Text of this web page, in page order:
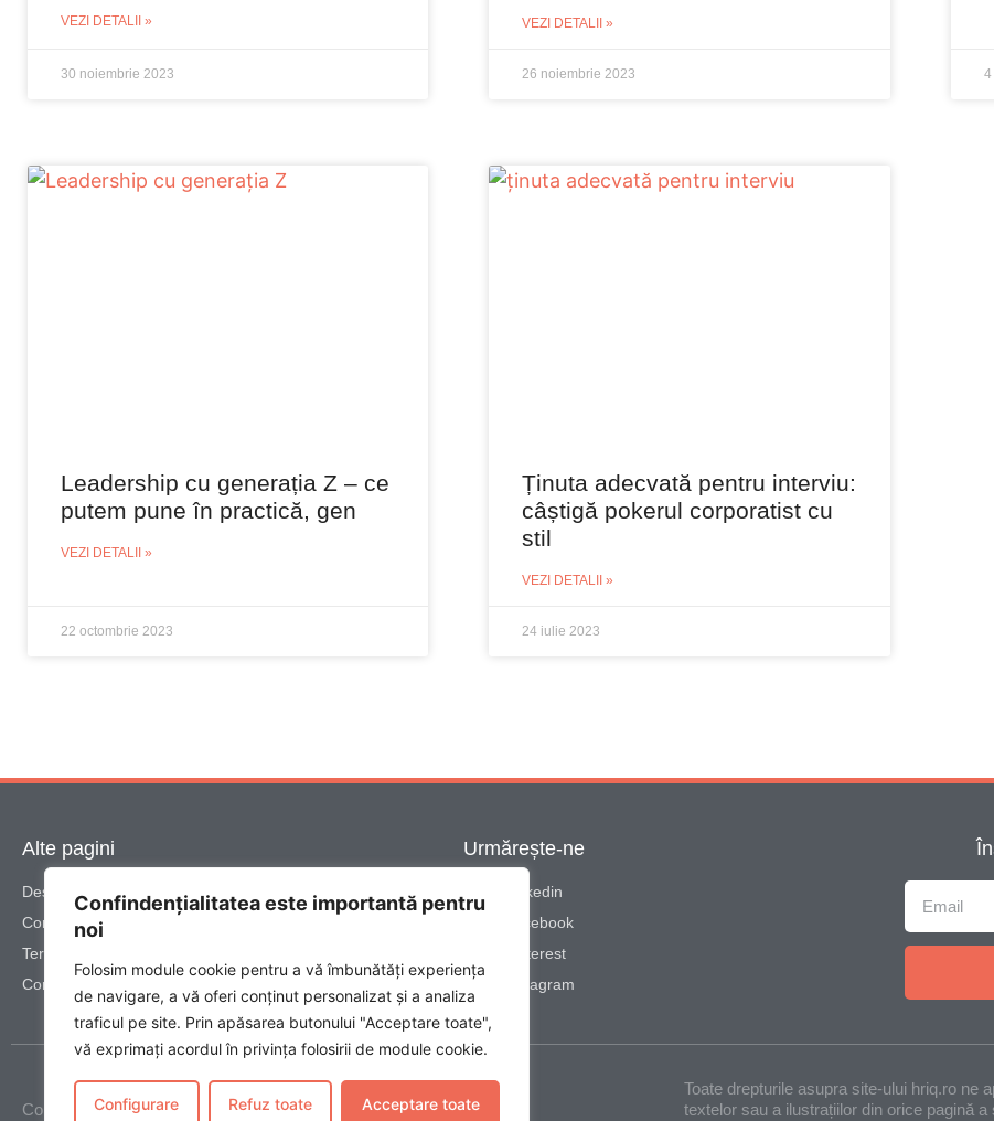
Confindențialitatea este importantă pentru
noi
Folosim module cookie pentru a vă îmbunătăți experiența
de navigare, a vă oferi conținut personalizat și a analiza
traficul pe site. Prin apăsarea butonului "Acceptare toate",
vă exprimați acordul în privința folosirii de module cookie.
Configurare Refuz toate Acceptare toate
VEZI DETALII »
30 noiembrie 2023
VEZI DETALII »
26 noiembrie 2023 4
Leadership cu generația Z – ce
putem pune în practică, gen
VEZI DETALII »
22 octombrie 2023
Ținuta adecvată pentru interviu:
câștigă pokerul corporatist cu
stil
VEZI DETALII »
24 iulie 2023
Alte pagini
Despre noi
Contact
Termeni și Condiții
Confidențialitate
Urmărește-ne
Linkedin
Facebook
Pinterest
Instagram
Copyright 2025 © Toate drepturile rezervate.
Toate drepturile asupra site-ului hriq.ro ne
textelor sau a ilustrațiilor din orice pagină